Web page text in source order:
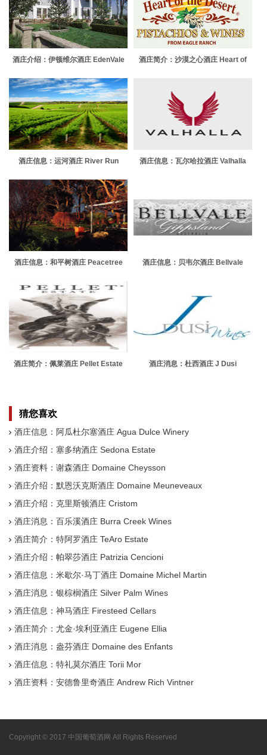
酒庄介绍：伊顿维尔酒庄 EdenVale
酒庄简介：沙漠之心酒庄 Heart of
酒庄信息：运河酒庄 River Run
酒庄信息：瓦尔哈拉酒庄 Valhalla
酒庄信息：和平树酒庄 Peacetree
酒庄信息：贝韦尔酒庄 Bellvale
酒庄简介：佩莱酒庄 Pellet Estate
酒庄消息：杜西酒庄 J Dusi
猜您喜欢
酒庄信息：阿瓜杜尔塞酒庄 Agua Dulce Winery
酒庄介绍：塞多纳酒庄 Sedona Estate
酒庄资料：谢森酒庄 Domaine Cheysson
酒庄介绍：默恩沃克斯酒庄 Domaine Meuneveaux
酒庄介绍：克里斯顿酒庄 Cristom
酒庄消息：百乐溪酒庄 Burra Creek Wines
酒庄简介：特阿罗酒庄 TeAro Estate
酒庄介绍：帕翠莎酒庄 Patrizia Cencioni
酒庄信息：米歇尔·马丁酒庄 Domaine Michel Martin
酒庄消息：银棕榈酒庄 Silver Palm Wines
酒庄信息：神马酒庄 Firesteed Cellars
酒庄简介：尤金·埃利亚酒庄 Eugene Ellia
酒庄消息：盎芬酒庄 Domaine des Enfants
酒庄信息：特礼莫尔酒庄 Torii Mor
酒庄资料：安德鲁里奇酒庄 Andrew Rich Vintner
Copyright © 2017 中国葡萄酒网 All Rights Reserved